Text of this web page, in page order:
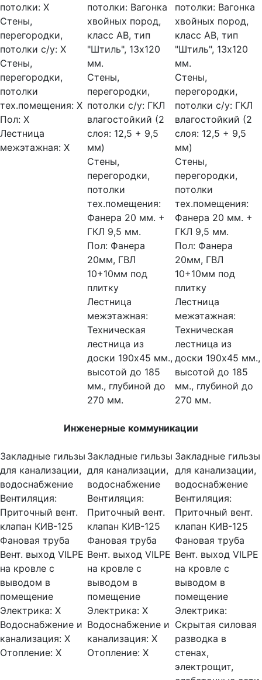
потолки: Х
Стены,
перегородки,
потолки с/у: Х
Стены,
перегородки,
потолки
тех.помещения: Х
Пол: Х
Лестница
межэтажная: Х
потолки: Вагонка
хвойных пород,
класс АВ, тип
"Штиль", 13х120
мм.
Стены,
перегородки,
потолки с/у: ГКЛ
влагостойкий (2
слоя: 12,5 + 9,5
мм)
Стены,
перегородки,
потолки
тех.помещения:
Фанера 20 мм. +
ГКЛ 9,5 мм.
Пол: Фанера
20мм, ГВЛ
10+10мм под
плитку
Лестница
межэтажная:
Техническая
лестница из
доски 190х45 мм.,
высотой до 185
мм., глубиной до
270 мм.
потолки:Вагонка
хвойных пород,
класс АВ, тип
"Штиль", 13х120
мм.
Стены,
перегородки,
потолки с/у:ГКЛ
влагостойкий (2
слоя: 12,5 + 9,5
мм)
Стены,
перегородки,
потолки
тех.помещения:
Фанера 20 мм. +
ГКЛ 9,5 мм.
Пол:Фанера
20мм, ГВЛ
10+10мм под
плитку
Лестница
межэтажная:
Техническая
лестница из
доски 190х45 мм.,
высотой до 185
мм., глубиной до
270 мм.
Инженерные коммуникации
Закладные гильзы
для канализации,
водоснабжение
Вентиляция:
Приточный вент.
клапан КИВ-125
Фановая труба
Вент. выход VILPE
на кровле с
выводом в
помещение
Электрика: Х
Водоснабжение и
канализация: Х
Отопление: Х
Закладные гильзы
для канализации,
водоснабжение
Вентиляция:
Приточный вент.
клапан КИВ-125
Фановая труба
Вент. выход VILPE
на кровле с
выводом в
помещение
Электрика: Х
Водоснабжение и
канализация: Х
Отопление: Х
Закладные гильзы
для канализации,
водоснабжение
Вентиляция:
Приточный вент.
клапан КИВ-125
Фановая труба
Вент. выход VILPE
на кровле с
выводом в
помещение
Электрика:
Скрытая силовая
разводка в
стенах,
электрощит,